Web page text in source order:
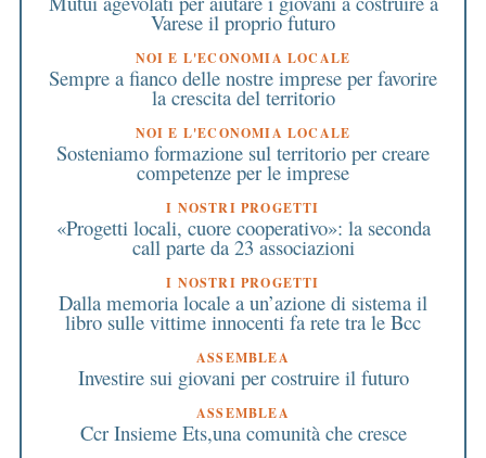
Varese il proprio futuro
NOI E L'ECONOMIA LOCALE
Sempre a fianco delle nostre imprese per favorire
la crescita del territorio
NOI E L'ECONOMIA LOCALE
Sosteniamo formazione sul territorio per creare
competenze per le imprese
I NOSTRI PROGETTI
«Progetti locali, cuore cooperativo»: la seconda
call parte da 23 associazioni
I NOSTRI PROGETTI
Dalla memoria locale a un’azione di sistema il
libro sulle vittime innocenti fa rete tra le Bcc
ASSEMBLEA
Investire sui giovani per costruire il futuro
ASSEMBLEA
Ccr Insieme Ets,una comunità che cresce